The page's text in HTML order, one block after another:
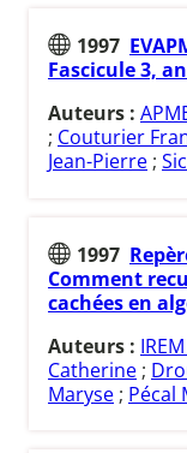
1997
Fascicule 3,
Auteurs :
; Couturier
Jean-Pierre ;
1997
Comment
cachées en
Auteurs :
Catherine ;
Maryse ; Pécal